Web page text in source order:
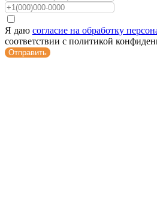
Я даю согласие на обработку
соответствии с политикой
Отправить